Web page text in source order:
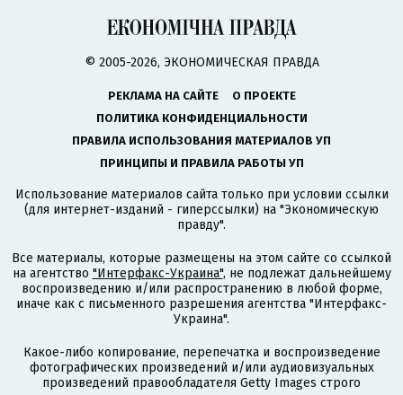
© 2005-2026, ЭКОНОМИЧЕСКАЯ ПРАВДА
РЕКЛАМА НА САЙТЕ
О ПРОЕКТЕ
ПОЛИТИКА КОНФИДЕНЦИАЛЬНОСТИ
ПРАВИЛА ИСПОЛЬЗОВАНИЯ МАТЕРИАЛОВ УП
ПРИНЦИПЫ И ПРАВИЛА РАБОТЫ УП
Использование материалов сайта только при условии ссылки
(для интернет-изданий - гиперссылки) на "Экономическую
правду".
Все материалы, которые размещены на этом сайте со ссылкой
на агентство "Интерфакс-Украина", не подлежат дальнейшему
воспроизведению и/или распространению в любой форме,
иначе как с письменного разрешения агентства "Интерфакс-
Украина".
Какое-либо копирование, перепечатка и воспроизведение
фотографических произведений и/или аудиовизуальных
произведений правообладателя Getty Images строго